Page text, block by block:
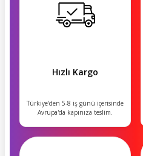
Hızlı Kargo
Türkiye'den 5-8 iş günü içerisinde
Avrupa'da kapınıza teslim.